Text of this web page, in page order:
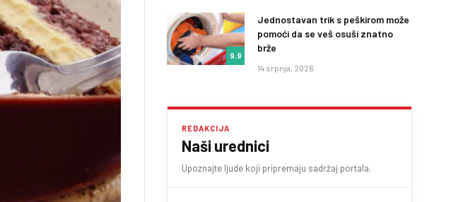
9.9
Jednostavan trik s peškirom može
pomoći da se veš osuši znatno
brže
14 srpnja, 2026
REDAKCIJA
Naši urednici
Upoznajte ljude koji pripremaju sadržaj portala.